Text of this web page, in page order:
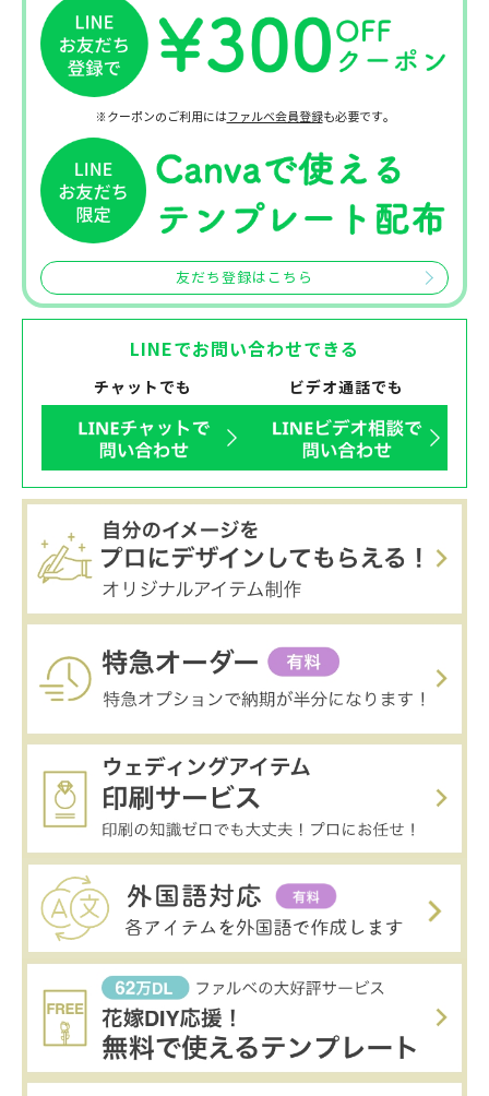
※クーポンのご利用にはファルベ会員登録も必要です。
友だち登録はこちら
LINEでお問い合わせできる
チャットでも ビデオ通話でも